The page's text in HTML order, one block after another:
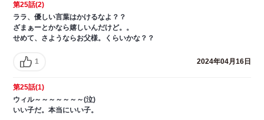
第25話(2)
ララ、優しい言葉はかけるなよ？？
ざまぁーとかなら嬉しいんだけど。。
せめて、さようならお父様。くらいかな？？
1 2024年04月16日
第25話(1)
ウィル～～～～～～～(泣)
いい子だ。本当にいい子。